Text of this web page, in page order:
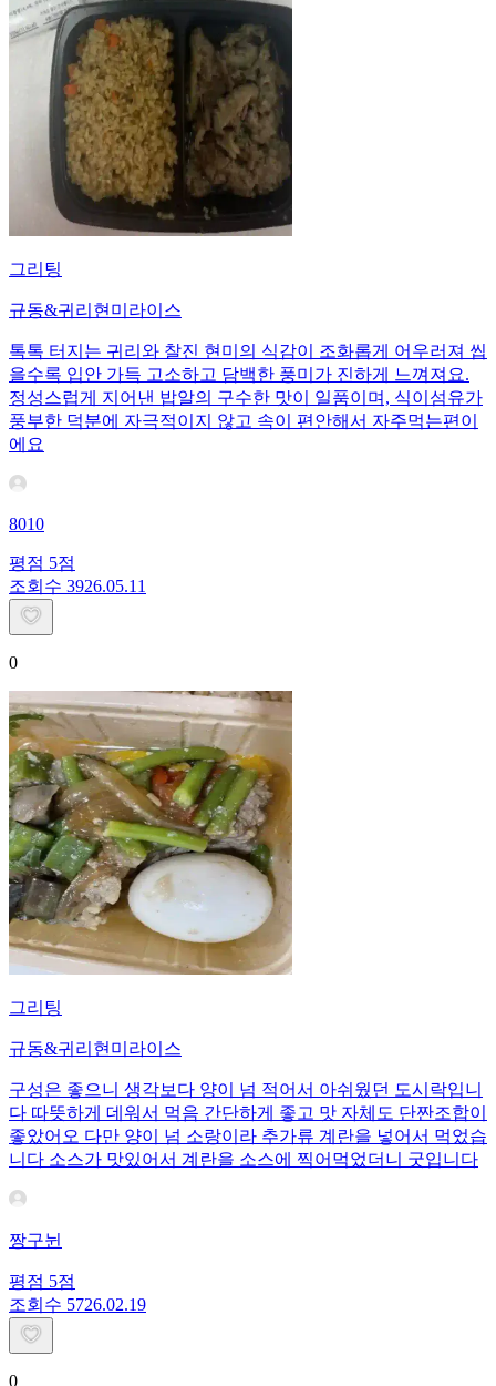
그리팅
규동&귀리현미라이스
톡톡 터지는 귀리와 찰진 현미의 식감이 조화롭게 어우러져 씹
을수록 입안 가득 고소하고 담백한 풍미가 진하게 느껴져요.
정성스럽게 지어낸 밥알의 구수한 맛이 일품이며, 식이섬유가
풍부한 덕분에 자극적이지 않고 속이 편안해서 자주먹는편이
에요
8010
평점 5점
조회수 3926.05.11
0
그리팅
규동&귀리현미라이스
구성은 좋으니 생각보다 양이 넘 적어서 아쉬웠던 도시락입니
다 따뜻하게 데워서 먹음 간단하게 좋고 맛 자체도 단짠조합이
좋았어오 다만 양이 넘 소랑이라 추가류 계란을 넣어서 먹었습
니다 소스가 맛있어서 계란을 소스에 찍어먹었더니 굿입니다
짱구뉜
평점 5점
조회수 5726.02.19
0